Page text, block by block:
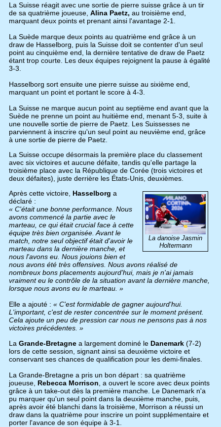
La Suisse réagit avec une sortie de pierre suisse grâce à un tir
de sa quatrième joueuse, Alina Paetz, au troisième end,
marquant deux points et prenant ainsi l'avantage 2-1.
La Suède marque deux points au quatrième end grâce à un
draw de Hasselborg, puis la Suisse doit se contenter d'un seul
point au cinquième end, la dernière tentative de draw de Paetz
étant trop courte. Les deux équipes rejoignent la pause à égalité
3-3.
Hasselborg sort ensuite une pierre suisse au sixième end,
marquant un point et portant le score à 4-3.
La Suisse ne marque aucun point au septième end avant que la
Suède ne prenne un point au huitième end, menant 5-3, suite à
une nouvelle sortie de pierre de Paetz. Les Suissesses ne
parviennent à inscrire qu'un seul point au neuvième end, grâce
à une sortie de pierre de Paetz.
La Suisse occupe désormais la première place du classement
avec six victoires et aucune défaite, tandis qu'elle partage la
troisième place avec la République de Corée (trois victoires et
deux défaites), juste derrière les États-Unis, deuxièmes.
La danoise Jasmin
Holtermann
Après cette victoire, Hasselborg a
déclaré :
« C'était une bonne performance. Nous
avons commencé la partie avec le
marteau, ce qui était crucial face à cette
équipe très bien organisée. Avant le
match, notre seul objectif était d'avoir le
marteau dans la dernière manche, et
nous l'avons eu. Nous jouions bien et
nous avons été très offensives. Nous avons réalisé de
nombreux bons placements aujourd'hui, mais je n'ai jamais
vraiment eu le contrôle de la situation avant la dernière manche,
lorsque nous avons eu le marteau. »
Elle a ajouté : « C'est formidable de gagner aujourd'hui.
L'important, c'est de rester concentrée sur le moment présent.
Cela ajoute un peu de pression car nous ne pensons pas à nos
victoires précédentes. »
La Grande-Bretagnea largement dominé le Danemark (7-2)
lors de cette session, signant ainsi sa deuxième victoire et
conservant ses chances de qualification pour les demi-finales.
La Grande-Bretagne a pris un bon départ : sa quatrième
joueuse, Rebecca Morrison , a ouvert le score avec deux points
grâce à un take-out dès la première manche. Le Danemark n'a
pu marquer qu'un seul point dans la deuxième manche, puis,
après avoir été blanchi dans la troisième, Morrison a réussi un
draw dans la quatrième pour inscrire un point supplémentaire et
porter l'avance de son équipe à 3-1.